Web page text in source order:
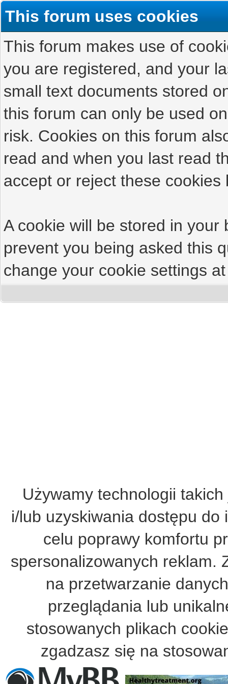
This forum uses cookies
This forum makes use of
you are registered, and your
small text documents stored
this forum can only be used
risk. Cookies on this forum
read and when you last read
accept or reject these cookies
A cookie will be stored in
prevent you being asked this
change your cookie settings
Używamy technologii
i/lub uzyskiwania dostępu
celu poprawy komfortu
spersonalizowanych reklam.
na przetwarzanie
przeglądania lub
stosowanych plikach
zgadzasz się na